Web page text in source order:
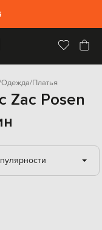
Одежда Платья
Zac Posen